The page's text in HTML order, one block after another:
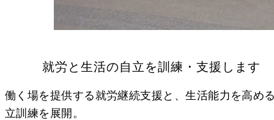
就労と生活の自立を訓練・支援します
働く場を提供する就労継続支援と、生活能力を高め
立訓練を展開。